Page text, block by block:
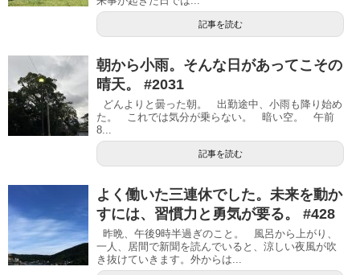
記事を読む
朝から小雨。そんな日があってこその
晴天。 #2031
どんよりと曇った朝。 出勤途中、小雨も降り始め
た。 これでは気分が乗らない。 暗い空。 午前
8...
記事を読む
よく働いた三連休でした。未来を動か
すには、習慣力と勇気が要る。 #428
昨晩、午後9時半過ぎのこと。 風呂から上がり、
一人、居間で新聞を読んでいると、涼しい夜風が吹
き抜けていきます。外からは...